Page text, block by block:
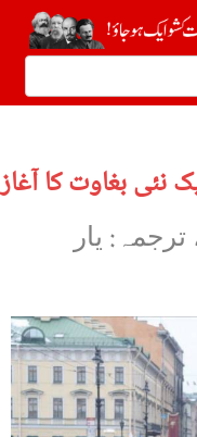
نئی بغاوت کا آغاز
یار